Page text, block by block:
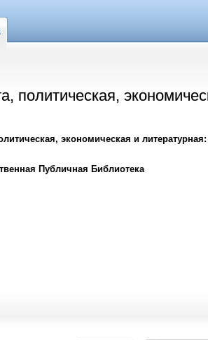
политическая,
экономическая и
Публичная Библиотека